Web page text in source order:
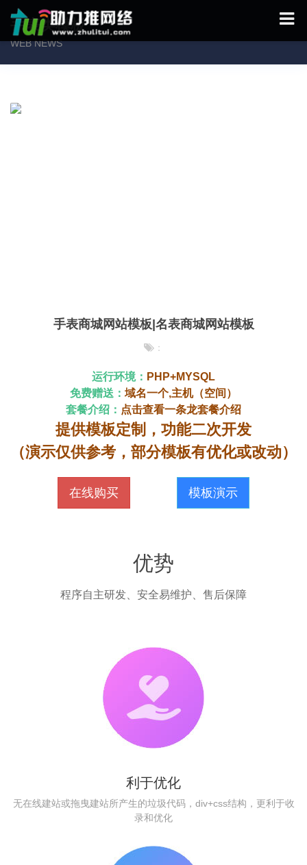
手表类模板
WEB NEWS
手表商城网站模板|名表商城网站模板
：
运行环境： PHP+MYSQL
免费赠送： 域名一个,主机（空间）
套餐介绍： 点击查看一条龙套餐介绍
提供模板定制，功能二次开发
（演示仅供参考，部分模板有优化或改动）
在线购买 模板演示
优势
程序自主研发、安全易维护、售后保障
利于优化
无在线建站或拖曳建站所产生的垃圾代码，div+css结构，更利于收
录和优化